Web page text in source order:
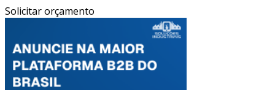
Solicitar orçamento